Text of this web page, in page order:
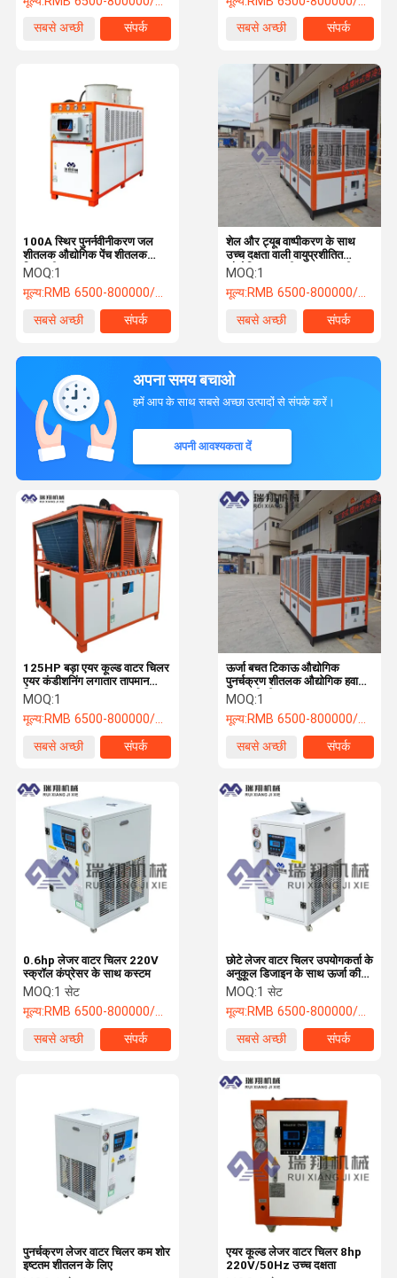
हमारे बारे में कारखाने का दौरा
सबसे अच्छी
संपर्क
सबसे अच्छी
संपर्क
100A स्थिर पुनर्नवीनीकरण जल
शीतलक औद्योगिक पेंच शीतलक
विश्वसनीय 380V 415V 50Hz
MOQ:1
मूल्य:RMB 6500-800000/PC
सबसे अच्छी
संपर्क
शेल और ट्यूब वाष्पीकरण के साथ
उच्च दक्षता वाली वायुप्रशीतित
औद्योगिक जल शीतलक प्रणाली
MOQ:1
मूल्य:RMB 6500-800000/PC
सबसे अच्छी
संपर्क
अपना समय बचाओ
हमें आप के साथ सबसे अच्छा उत्पादों से संपर्क करें।
अपनी आवश्यकता दें
ऊर्जा बचत टिकाऊ औद्योगिक
पुनर्चक्रण शीतलक औद्योगिक हवा
ठंडा पानी शीतलक
MOQ:1
मूल्य:RMB 6500-800000/PC
सबसे अच्छी
संपर्क
125HP बड़ा एयर कूल्ड वाटर चिलर
एयर कंडीशनिंग लगातार तापमान
चिलर
MOQ:1
मूल्य:RMB 6500-800000/PC
सबसे अच्छी
संपर्क
छोटे लेजर वाटर चिलर उपयोगकर्ता के
अनुकूल डिजाइन के साथ ऊर्जा की
बचत
MOQ:1 सेट
मूल्य:RMB 6500-800000/PC
सबसे अच्छी
संपर्क
0.6hp लेजर वाटर चिलर 220V
स्क्रॉल कंप्रेसर के साथ कस्टम
MOQ:1 सेट
मूल्य:RMB 6500-800000/PC
सबसे अच्छी
संपर्क
एयर कूल्ड लेजर वाटर चिलर 8hp
220V/50Hz उच्च दक्षता
पुनर्चक्रण लेजर वाटर चिलर कम शोर
इष्टतम शीतलन के लिए